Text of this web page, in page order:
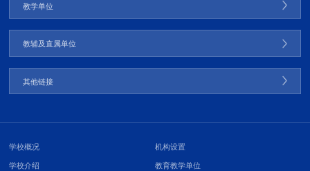
教学单位
教辅及直属单位
其他链接
学校概况
学校介绍
机构设置
教育教学单位